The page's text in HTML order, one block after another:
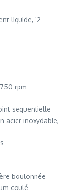
liquide, 12
rpm
séquentielle
acier inoxydable,
boulonnée
coulé